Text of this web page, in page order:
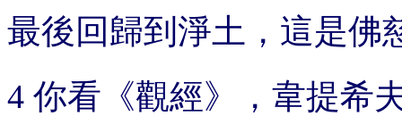
最後回歸到淨土，這是佛
4 你看《觀經》，韋提希